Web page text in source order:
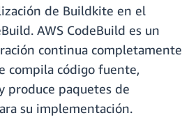
de Buildkite en el
AWS CodeBuild es un
continua completamente
compila código fuente,
produce paquetes de
su implementación.